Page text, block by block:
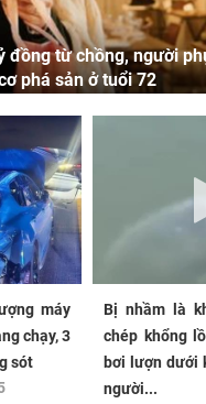
đồng từ chồng, người
phá sản ở tuổi 72
máy
chạy, 3
sót
Bị nhầm là
chép khổng
bơi lượn dưới
người...